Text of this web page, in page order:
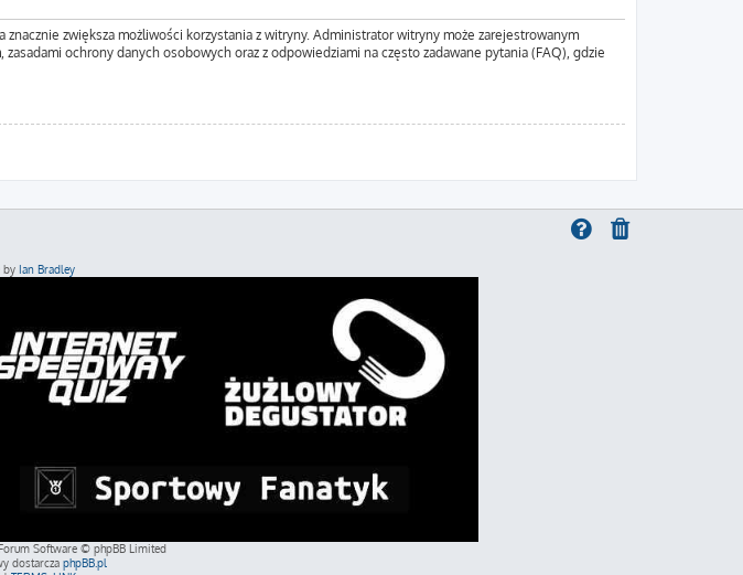
zwiększa możliwości korzystania z witryny. Administrator witryny może zarejestrowanym
ochrony danych osobowych oraz z odpowiedziami na często zadawane pytania (FAQ), gdzie
by Ian Bradley
Software © phpBB Limited
dostarcza phpBB.pl